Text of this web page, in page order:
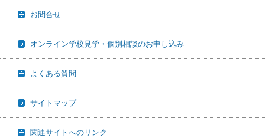
お問合せ
オンライン学校見学・個別相談のお申し込み
よくある質問
サイトマップ
関連サイトへのリンク